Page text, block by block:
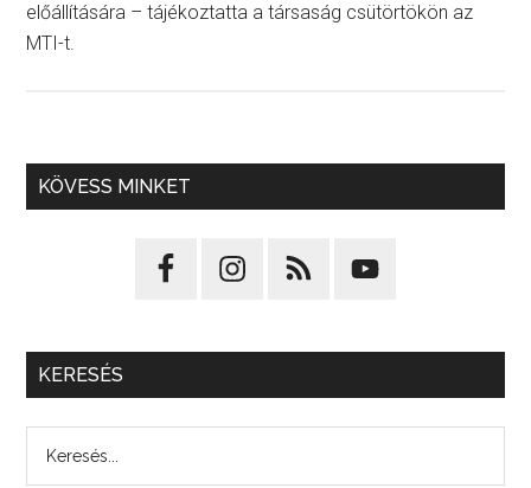
előállítására – tájékoztatta a társaság csütörtökön az
MTI-t.
KÖVESS MINKET
KERESÉS